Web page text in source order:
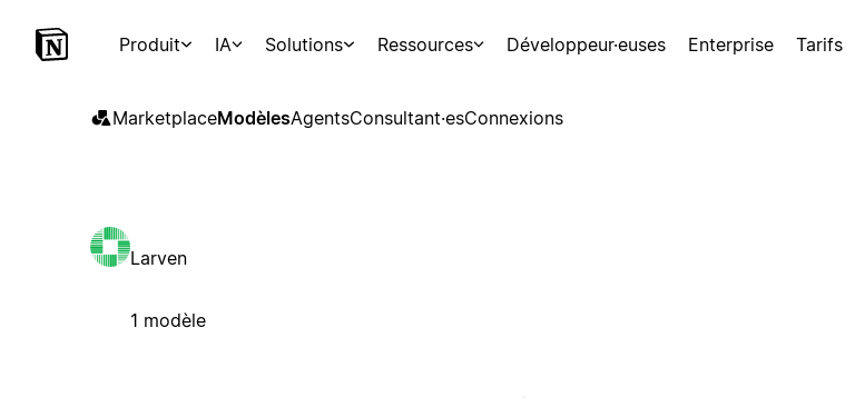
Produit IA Solutions Ressources Développeur·euses Enterprise Tarifs
MarketplaceModèlesAgentsConsultant·esConnexions
Larven
1 modèle